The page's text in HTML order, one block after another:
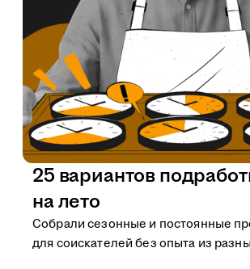
25 вариантов
на лето
Собрали сезонные и постоянные
для соискателей без опыта из